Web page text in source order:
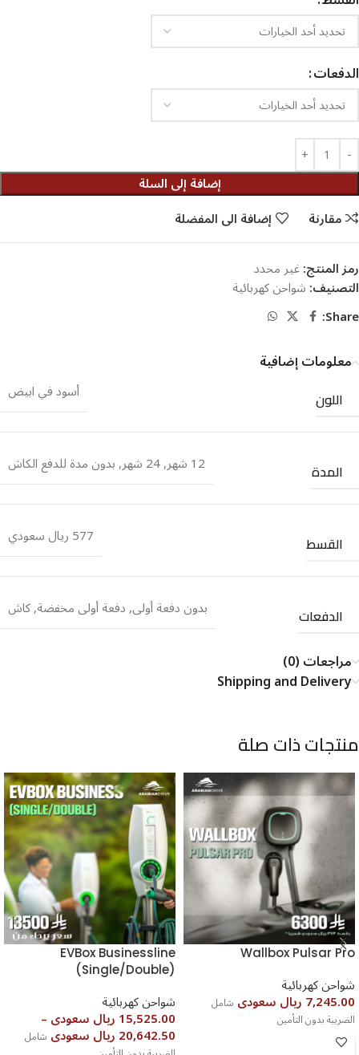
الدفعات
إضافة إلى السلة
مقارنة
إضافة الى المفضلة
رمز المنتج:غير محدد
التصنيف:شواحن كهربائية
Share:
معلومات إضافية
اللون أسود في ابيض
المدة 12 شهر ,24 شهر ,بدون مدة للدفع الكاش
القسط 577 ريال سعودي
الدفعات بدون دفعة أولى,دفعة أولى مخفضة,كاش
مراجعات (0)
Shipping and Delivery
منتجات ذات صلة
Wallbox Pulsar Pro
شواحن كهربائية
7,245.00 ريال سعودى
شامل
الضريبة بدون التأمين
EVBox Businessline
(Single/Double)
شواحن كهربائية
15,525.00 ريال سعودى –
20,642.50 ريال سعودى
شامل